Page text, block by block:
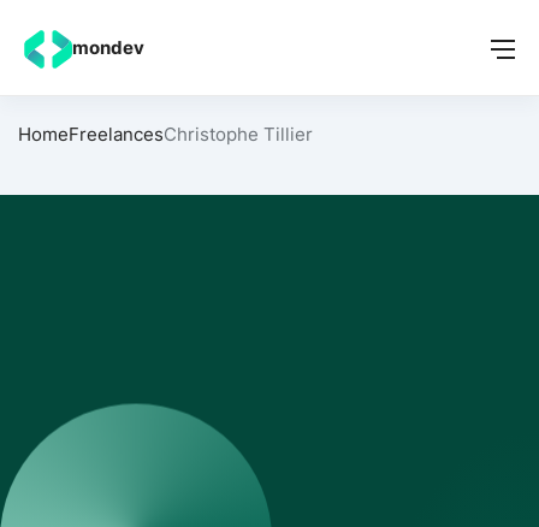
mondev
HomeFreelancesChristophe Tillier